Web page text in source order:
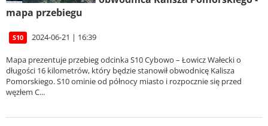
mapa przebiegu
S10 2024-06-21 | 16:39
Mapa prezentuje przebieg odcinka S10 Cybowo – Łowicz Wałecki o
długości 16 kilometrów, który będzie stanowił obwodnicę Kalisza
Pomorskiego. S10 ominie od północy miasto i rozpocznie się przed
węzłem C...